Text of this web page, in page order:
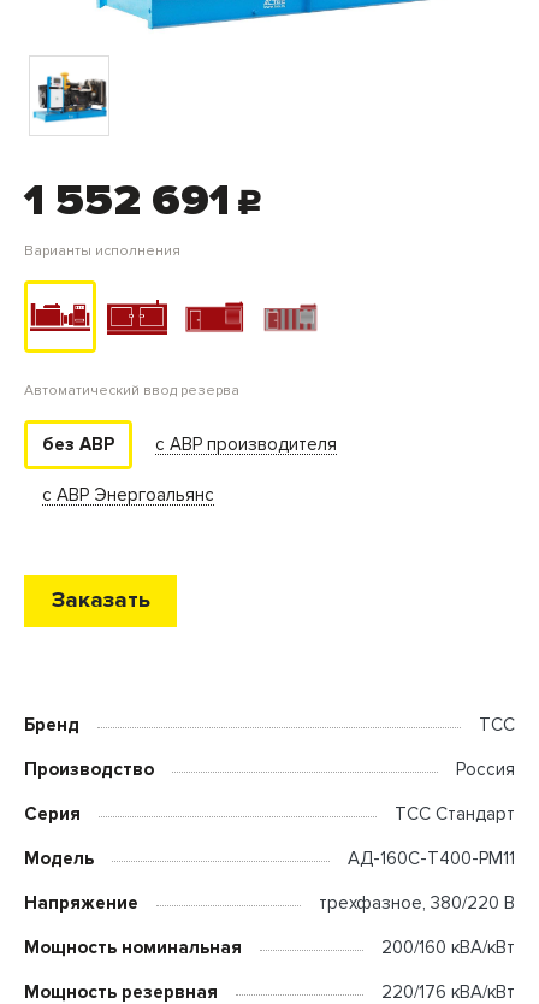
1 552 691 c
Варианты исполнения
Автоматический ввод резерва
без АВР с АВР производителя
с АВР Энергоальянс
Заказать
Бренд ТСС
Производство Россия
Серия ТСС Стандарт
Модель АД-160С-Т400-РМ11
Напряжение трехфазное, 380/220 В
Мощность номинальная 200/160 кВА/кВт
Мощность резервная 220/176 кВА/кВт